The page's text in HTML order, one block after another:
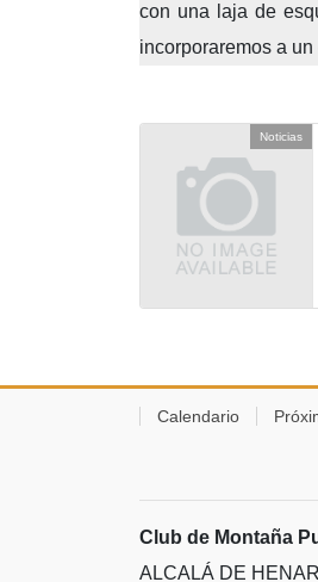
con una laja de
incorporaremos a
Noticias
Calendario
Club de Montaña
ALCALÁ DE